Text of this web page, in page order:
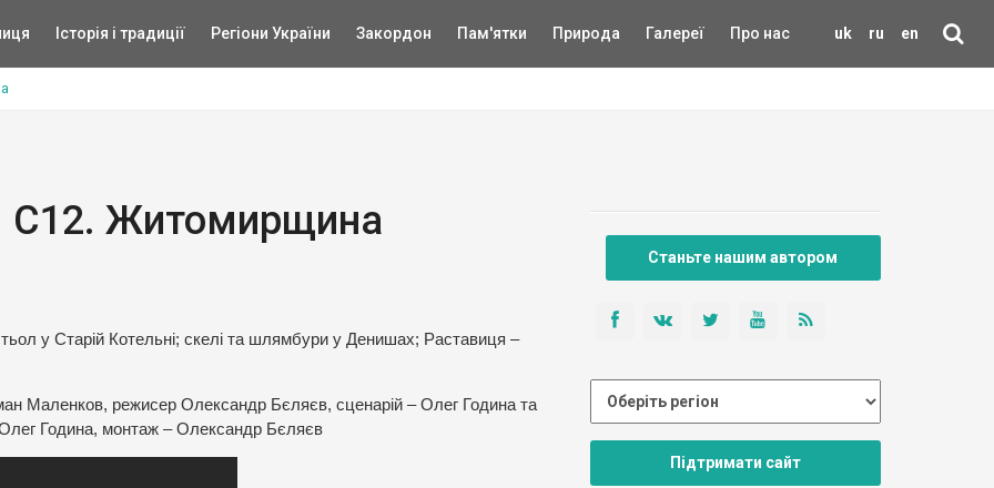
uk ru en
Історія і традиції Регіони України Закордон Пам'ятки Природа Галереї Про нас
С12. Житомирщина
у Старій Котельні; скелі та шлямбури у Денишах; Раставиця –
Маленков, режисер Олександр Бєляєв, сценарій – Олег Година та
Година, монтаж – Олександр Бєляєв
Станьте нашим автором
Підтримати сайт